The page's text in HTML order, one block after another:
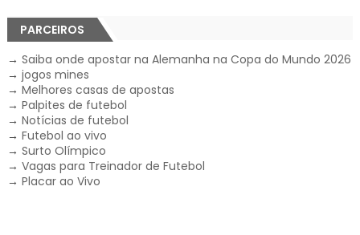
PARCEIROS
→ Saiba onde apostar na Alemanha na Copa do Mundo 2026
→ jogos mines
→ Melhores casas de apostas
→ Palpites de futebol
→ Notícias de futebol
→ Futebol ao vivo
→ Surto Olímpico
→ Vagas para Treinador de Futebol
→ Placar ao Vivo